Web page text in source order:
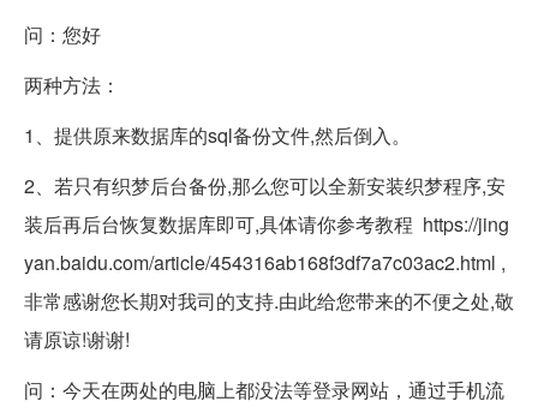
问：您好
两种方法：
1、提供原来数据库的sql备份文件,然后倒入。
2、若只有织梦后台备份,那么您可以全新安装织梦程序,安
装后再后台恢复数据库即可,具体请你参考教程 https://jing
yan.baidu.com/article/454316ab168f3df7a7c03ac2.html ,
非常感谢您长期对我司的支持.由此给您带来的不便之处,敬
请原谅!谢谢!
问：今天在两处的电脑上都没法等登录网站，通过手机流